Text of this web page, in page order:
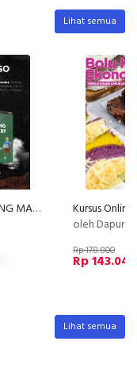
Lihat semua
AUTO CLOSING MASTERY
oleh Dapur
Rp 178.800
Rp 143.040
Lihat semua